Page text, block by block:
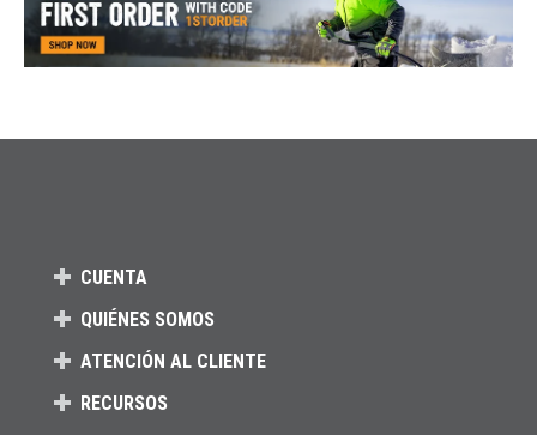
CUENTA
QUIÉNES SOMOS
ATENCIÓN AL CLIENTE
RECURSOS